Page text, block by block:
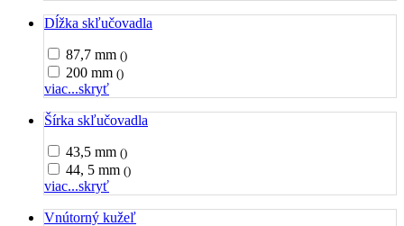
Dĺžka skľučovadla
87,7 mm ()
200 mm ()
viac...skryť
Šírka skľučovadla
43,5 mm ()
44, 5 mm ()
viac...skryť
Vnútorný kužeľ